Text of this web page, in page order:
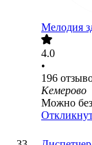
Мелодия
4.0
•
196
Кемерово
Можно